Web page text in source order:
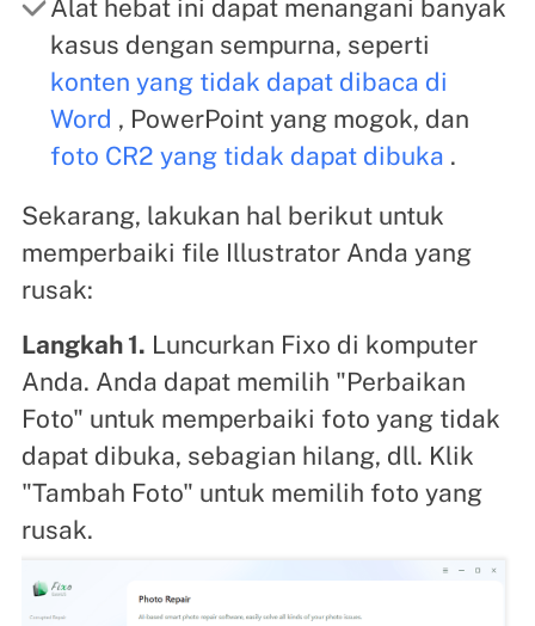
Alat hebat ini dapat menangani banyak
kasus dengan sempurna, seperti
konten yang tidak dapat dibaca di
Word , PowerPoint yang mogok, dan
foto CR2 yang tidak dapat dibuka .
Sekarang, lakukan hal berikut untuk
memperbaiki file Illustrator Anda yang
rusak:
Langkah 1. Luncurkan Fixo di komputer
Anda. Anda dapat memilih "Perbaikan
Foto" untuk memperbaiki foto yang tidak
dapat dibuka, sebagian hilang, dll. Klik
"Tambah Foto" untuk memilih foto yang
rusak.